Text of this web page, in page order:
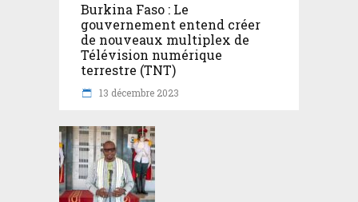
Burkina Faso : Le
gouvernement entend créer
de nouveaux multiplex de
Télévision numérique
terrestre (TNT)
13 décembre 2023